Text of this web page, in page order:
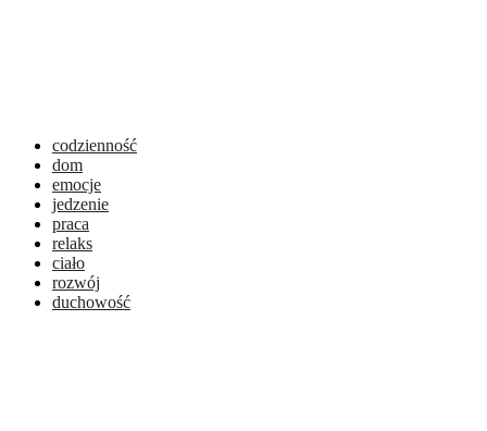
codzienność
dom
emocje
jedzenie
praca
relaks
ciało
rozwój
duchowość